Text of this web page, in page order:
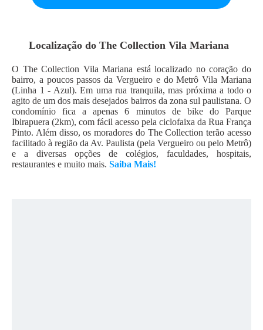
Localização do The Collection Vila Mariana
O The Collection Vila Mariana está localizado no coração do
bairro, a poucos passos da Vergueiro e do Metrô Vila Mariana
(Linha 1 - Azul). Em uma rua tranquila, mas próxima a todo o
agito de um dos mais desejados bairros da zona sul paulistana. O
condomínio fica a apenas 6 minutos de bike do Parque
Ibirapuera (2km), com fácil acesso pela ciclofaixa da Rua França
Pinto. Além disso, os moradores do The Collection terão acesso
facilitado à região da Av. Paulista (pela Vergueiro ou pelo Metrô)
e a diversas opções de colégios, faculdades, hospitais,
restaurantes e muito mais. Saiba Mais!